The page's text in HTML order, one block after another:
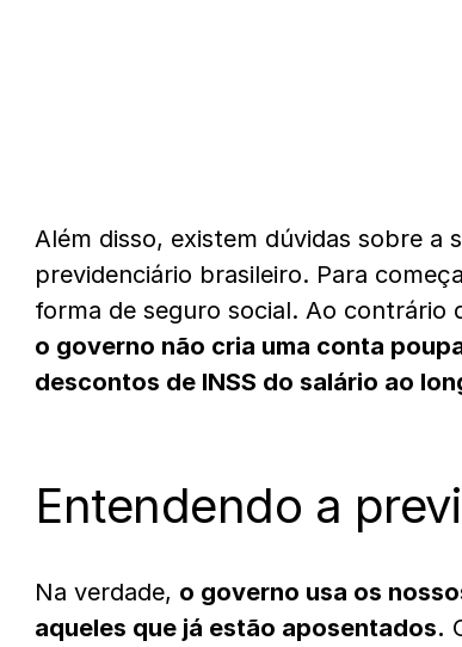
Além disso, existem dúvidas sobre a
previdenciário brasileiro. Para
forma de seguro social. Ao contrário
o governo não cria uma conta
descontos de INSS do salário ao
Entendendo a
Na verdade, o governo usa os
aqueles que já estão aposentados.